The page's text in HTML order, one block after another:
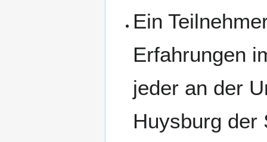
Ein
Erfahrungen
jeder an der
Huysburg der